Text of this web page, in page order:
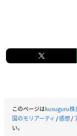
このページはkusuguru株
国のモリアーティ /感想/
い。